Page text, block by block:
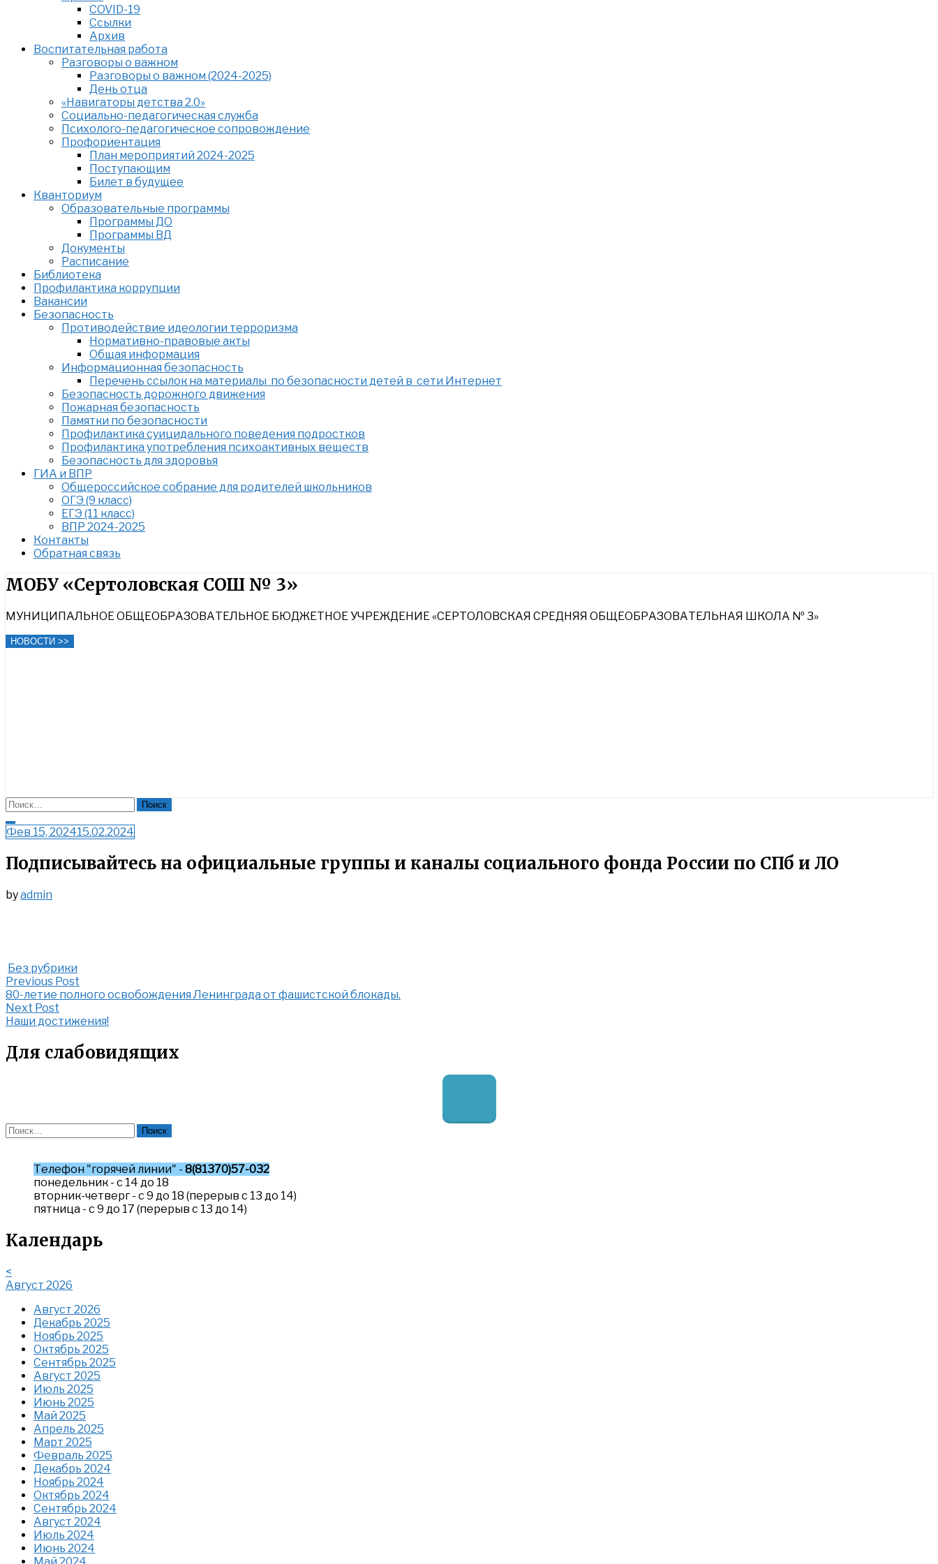
COVID-19
Ссылки
Архив
Воспитательная работа
Разговоры о важном
Разговоры о важном (2024-2025)
День отца
«Навигаторы детства 2.0»
Социально-педагогическая служба
Психолого-педагогическое сопровождение
Профориентация
План мероприятий 2024-2025
Поступающим
Билет в будущее
Кванториум
Образовательные программы
Программы ДО
Программы ВД
Документы
Расписание
Библиотека
Профилактика коррупции
Вакансии
Безопасность
Противодействие идеологии терроризма
Нормативно-правовые акты
Общая информация
Информационная безопасность
Перечень ссылок на материалы по безопасности детей в сети Интернет
Безопасность дорожного движения
Пожарная безопасность
Памятки по безопасности
Профилактика суицидального поведения подростков
Профилактика употребления психоактивных веществ
Безопасность для здоровья
ГИА и ВПР
Общероссийское собрание для родителей школьников
ОГЭ (9 класс)
ЕГЭ (11 класс)
ВПР 2024-2025
Контакты
Обратная связь
Найти:
МОБУ «Сертоловская СОШ № 3»
МУНИЦИПАЛЬНОЕ ОБЩЕОБРАЗОВАТЕЛЬНОЕ БЮДЖЕТНОЕ УЧРЕЖДЕНИЕ «СЕРТОЛОВСКАЯ СРЕДНЯЯ ОБЩЕОБРАЗОВАТЕЛЬНАЯ ШКОЛА № 3»
НОВОСТИ >>
Найти:
Close
Search
Фев 15, 202415.02.2024
Подписывайтесь на официальные группы и каналы социального фонда России по СПб и ЛО
byadmin
Без рубрики
Post
navigation
Previous
Post:
80-
летие
освобождения
Ленинграда
Previous Post
80-летие полного освобождения Ленинграда от фашистской блокады.
Next
Post:
достижения!
Next Post
Наши достижения!
Для слабовидящих
Найти:
Телефон "горячей линии" - 8(81370)57-032
понедельник - с 14 до 18
вторник-четверг - с 9 до 18 (перерыв с 13 до 14)
пятница - с 9 до 17 (перерыв с 13 до 14)
Календарь
<
Август 2026
Август 2026
Декабрь 2025
Ноябрь 2025
Октябрь 2025
Сентябрь 2025
Август 2025
Июль 2025
Июнь 2025
Май 2025
Апрель 2025
Март 2025
Февраль 2025
Декабрь 2024
Ноябрь 2024
Октябрь 2024
Сентябрь 2024
Август 2024
Июль 2024
Июнь 2024